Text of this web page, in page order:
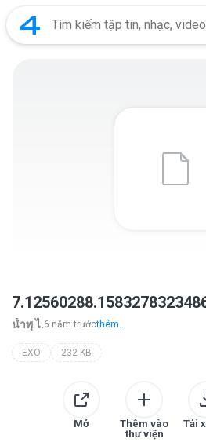
นํ้าพุ ไ.6 năm trướcthêm...
EXO 232 KB
Mở
Thêm vào
thư viện
Tải